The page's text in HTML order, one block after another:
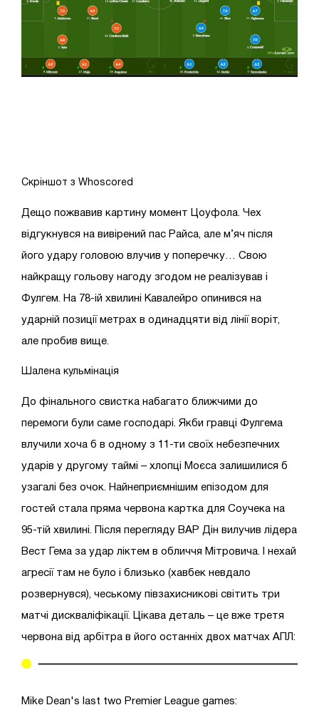
Скріншот з Whoscored
Дещо пожвавив картину момент Цоуфола. Чех
відгукнувся на вивірений пас Райса, але м’яч після
його удару головою влучив у поперечку… Свою
найкращу гольову нагоду згодом не реалізував і
Фулгем. На 78-ій хвилині Кавалейро опинився на
ударній позиції метрах в одинадцяти від лінії воріт,
але пробив вище.
Шалена кульмінація
До фінального свистка набагато ближчими до
перемоги були саме господарі. Якби гравці Фулгема
влучили хоча б в одному з 11-ти своїх небезпечних
ударів у другому таймі – хлопці Моєса залишилися б
узагалі без очок. Найнеприємнішим епізодом для
гостей стала пряма червона картка для Соучека на
95-тій хвилині. Після перегляду ВАР Дін вилучив лідера
Вест Гема за удар ліктем в обличчя Мітровича. І нехай
агресії там не було і близько (хавбек невдало
розвернувся), чеському півзахисникові світить три
матчі дискваліфікації. Цікава деталь – це вже третя
червона від арбітра в його останніх двох матчах АПЛ:
Mike Dean's last two Premier League games: